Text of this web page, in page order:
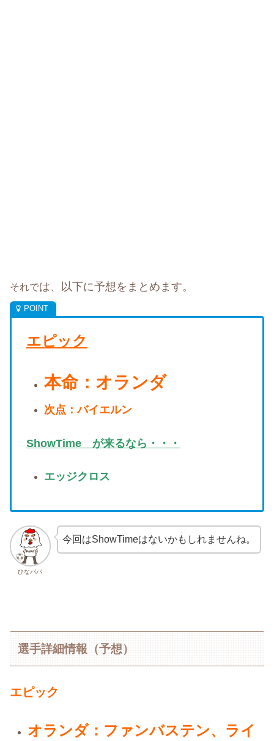
それでは、以下に予想をまとめます。
エピック
本命：オランダ
次点：バイエルン
ShowTime が来るなら・・・
エッジクロス
ひなパパ
今回はShowTimeはないかもしれませんね。
選手詳細情報（予想）
エピック
オランダ：ファンバステン、ライ